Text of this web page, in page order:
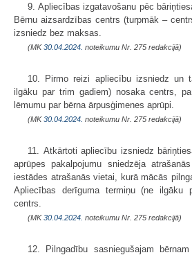
9. Apliecības izgatavošanu pēc
Bērnu aizsardzības centrs (turpmāk –
izsniedz bez maksas.
(MK30.04.2024. noteikumu Nr. 275 redakcijā)
10. Pirmo reizi apliecību izsniedz un
ilgāku par trim gadiem) nosaka centrs,
lēmumu par bērna ārpusģimenes aprūpi.
(MK30.04.2024. noteikumu Nr. 275 redakcijā)
11. Atkārtoti apliecību izsniedz
aprūpes pakalpojumu sniedzēja
iestādes atrašanās vietai, kurā mācās
Apliecības derīguma termiņu (ne ilgāku
centrs.
(MK30.04.2024. noteikumu Nr. 275 redakcijā)
12. Pilngadību sasniegušajam